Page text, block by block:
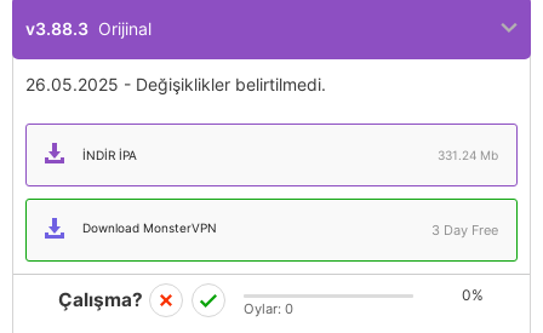
v3.88.3 Orijinal
26.05.2025 - Değişiklikler belirtilmedi.
İNDIR IPA 331.24 Mb
Download MonsterVPN 3 Day Free
Çalışma? 0%
Oylar: 0